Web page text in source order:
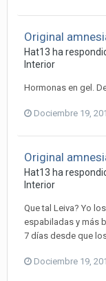
Original
Hat13 ha
Interior
Hormonas en gel.
Dociembre 19,
Original
Hat13 ha
Interior
Que tal Leiva? Yo
espabiladas y más
7 días desde que
Dociembre 19,